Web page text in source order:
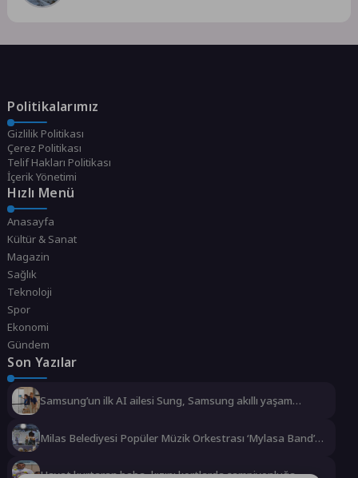
Politikalarımız
Gizlilik Politikası
Çerez Politikası
Telif Hakları Politikası
İçerik Yönetimi
Hızlı Menü
Anasayfa
Kültür & Sanat
Magazin
Sağlık
Teknoloji
Spor
Ekonomi
Gündem
Son Yazılar
Samsung’un ilk AI ailesi Sung, Samsung akıllı yaşam
Milas Belediyesi Popüler Müzik Orkestrası ‘Mylasa Band’
Hayat kurtaran baba, kızını kortlarda şampiyonluğa